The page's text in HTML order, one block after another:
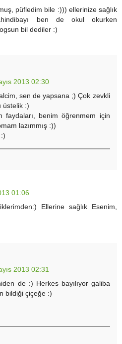
püfledim bile :))) ellerinize sağlık
ben de okul okurken
bil dediler :)
2013 02:30
sen de yapsana ;) Çok zevkli
üstelik :)
faydaları, benim öğrenmem için
lazımmış :))
01:06
Ellerine sağlık Esenim,
2013 02:31
de :) Herkes bayılıyor galiba
bildiği çiçeğe :)